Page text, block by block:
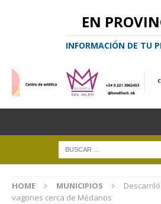
EN
INFORMACIÓN DE TU
HOME MUNICIPIOS
vagones cerca de Médanos